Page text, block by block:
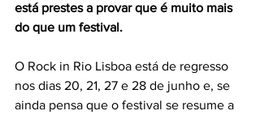
está prestes a provar que é muito mais
do que um festival.
O Rock in Rio Lisboa está de regresso
nos dias 20, 21, 27 e 28 de junho e, se
ainda pensa que o festival se resume a